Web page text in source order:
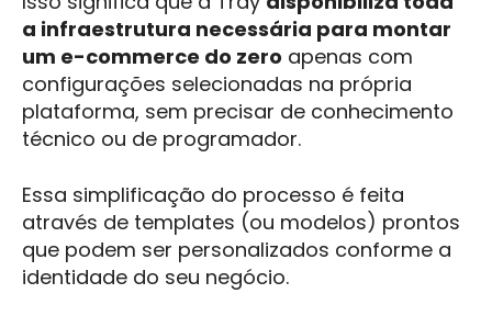
a infraestrutura necessária para montar
um e-commerce do zero apenas com
configurações selecionadas na própria
plataforma, sem precisar de conhecimento
técnico ou de programador.
Essa simplificação do processo é feita
através de templates (ou modelos) prontos
que podem ser personalizados conforme a
identidade do seu negócio.